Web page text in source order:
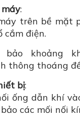
:
trên bề mặt
cắm điện.
bảo khoảng
thông thoáng
bị:
ống dẫn khí
các mối nối